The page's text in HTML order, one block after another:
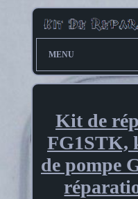
MENU
Kit de
FG1STK,
de pompe